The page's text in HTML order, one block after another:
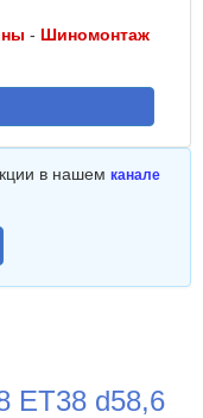
- Шиномонтаж
в нашем канале
ET38 d58,6